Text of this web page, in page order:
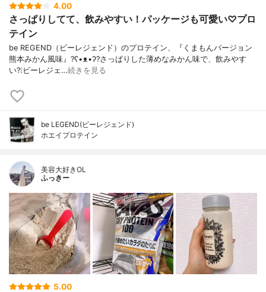
4.00
さっぱりしてて、飲みやすい！パッケージも可愛い♡プロ
テイン
be REGEND（ビーレジェンド）のプロテイン、『くまもんバージョン
熊本みかん風味』?ʕ•ᴥ•ʔ?さっぱりした薄めなみかん味で、飲みやす
い?❕ビーレジェ…続きを見る
be LEGEND(ビーレジェンド)
ホエイプロテイン
美容大好きOL
ふっきー
5.00